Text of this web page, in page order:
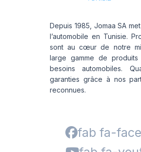
P7 CINTURATO (MO)
P7 CINTURATO
P7 CINTURATO 2
P7 CINTURATO C2
POWERGY
POWERGY 2
PZERO
P ZERO (N0)
Depuis 1985, Jomaa SA
l’automobile en Tunisie.
sont au cœur de notre
large gamme de
besoins automobiles.
garanties grâce à nos
reconnues.
fab fa-